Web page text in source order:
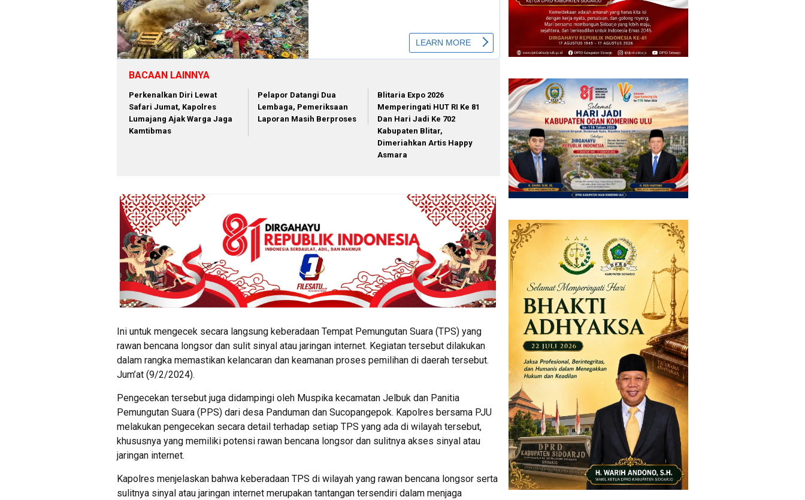
BACAAN LAINNYA
Perkenalkan Diri Lewat
Safari Jumat, Kapolres
Lumajang Ajak Warga Jaga
Kamtibmas
Pelapor Datangi Dua
Lembaga, Pemeriksaan
Laporan Masih Berproses
Blitaria Expo 2026
Memperingati HUT RI Ke 81
Dan Hari Jadi Ke 702
Kabupaten Blitar,
Dimeriahkan Artis Happy
Asmara
Ini untuk mengecek secara langsung keberadaan Tempat Pemungutan Suara (TPS) yang
rawan bencana longsor dan sulit sinyal atau jaringan internet. Kegiatan tersebut dilakukan
dalam rangka memastikan kelancaran dan keamanan proses pemilihan di daerah tersebut.
Jum’at (9/2/2024).
Pengecekan tersebut juga didampingi oleh Muspika kecamatan Jelbuk dan Panitia
Pemungutan Suara (PPS) dari desa Panduman dan Sucopangepok. Kapolres bersama PJU
melakukan pengecekan secara detail terhadap setiap TPS yang ada di wilayah tersebut,
khususnya yang memiliki potensi rawan bencana longsor dan sulitnya akses sinyal atau
jaringan internet.
Kapolres menjelaskan bahwa keberadaan TPS di wilayah yang rawan bencana longsor serta
sulitnya sinyal atau jaringan internet merupakan tantangan tersendiri dalam menjaga